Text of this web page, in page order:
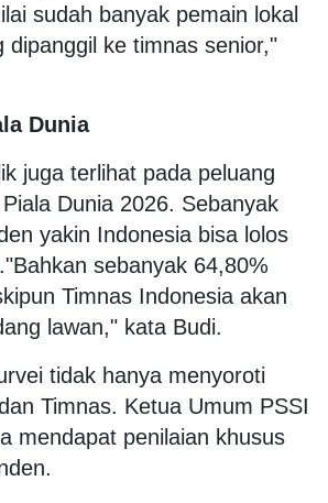
sudah banyak pemain lokal
dipanggil ke timnas senior,"
Dunia
juga terlihat pada peluang
Dunia 2026. Sebanyak
yakin Indonesia bisa lolos
"Bahkan sebanyak 64,80%
Timnas Indonesia akan
lawan," kata Budi.
tidak hanya menyoroti
Timnas. Ketua Umum PSSI
mendapat penilaian khusus